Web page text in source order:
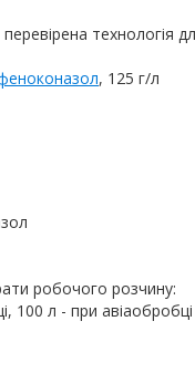
перевірена технологія
, 125 г/л
робочого розчину:
100 л - при авіаобробці